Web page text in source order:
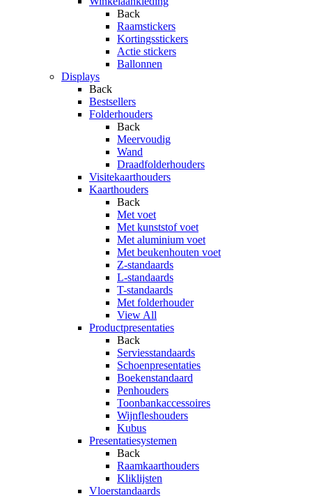
Back
Raamstickers
Kortingsstickers
Actie stickers
Ballonnen
Displays
Back
Bestsellers
Folderhouders
Back
Meervoudig
Wand
Draadfolderhouders
Visitekaarthouders
Kaarthouders
Back
Met voet
Met kunststof voet
Met aluminium voet
Met beukenhouten voet
Z-standaards
L-standaards
T-standaards
Met folderhouder
View All
Productpresentaties
Back
Serviesstandaards
Schoenpresentaties
Boekenstandaard
Penhouders
Toonbankaccessoires
Wijnfleshouders
Kubus
Presentatiesystemen
Back
Raamkaarthouders
Kliklijsten
Vloerstandaards